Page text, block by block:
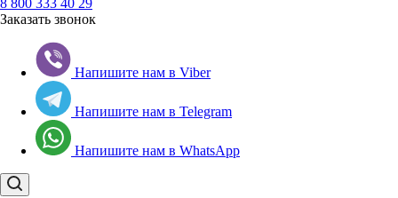
8 800 333 40 29
Заказать звонок
Напишите нам в Viber
Напишите нам в Telegram
Напишите нам в WhatsApp